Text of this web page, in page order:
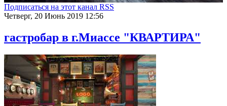
Подписаться на этот канал RSS
Четверг, 20 Июнь 2019 12:56
гастробар в г.Миассе "КВАРТИРА"